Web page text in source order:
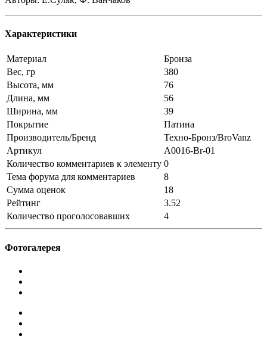
Характеристики
Материал
Бронза
Вес, гр
380
Высота, мм
76
Длина, мм
56
Ширина, мм
39
Покрытие
Патина
Производитель/Бренд
Техно-Бронз/BroVanz
Артикул
A0016-Br-01
Количество комментариев к элементу 0
Тема форума для комментариев
8
Сумма оценок
18
Рейтинг
3.52
Количество проголосовавших
4
Фотогалерея